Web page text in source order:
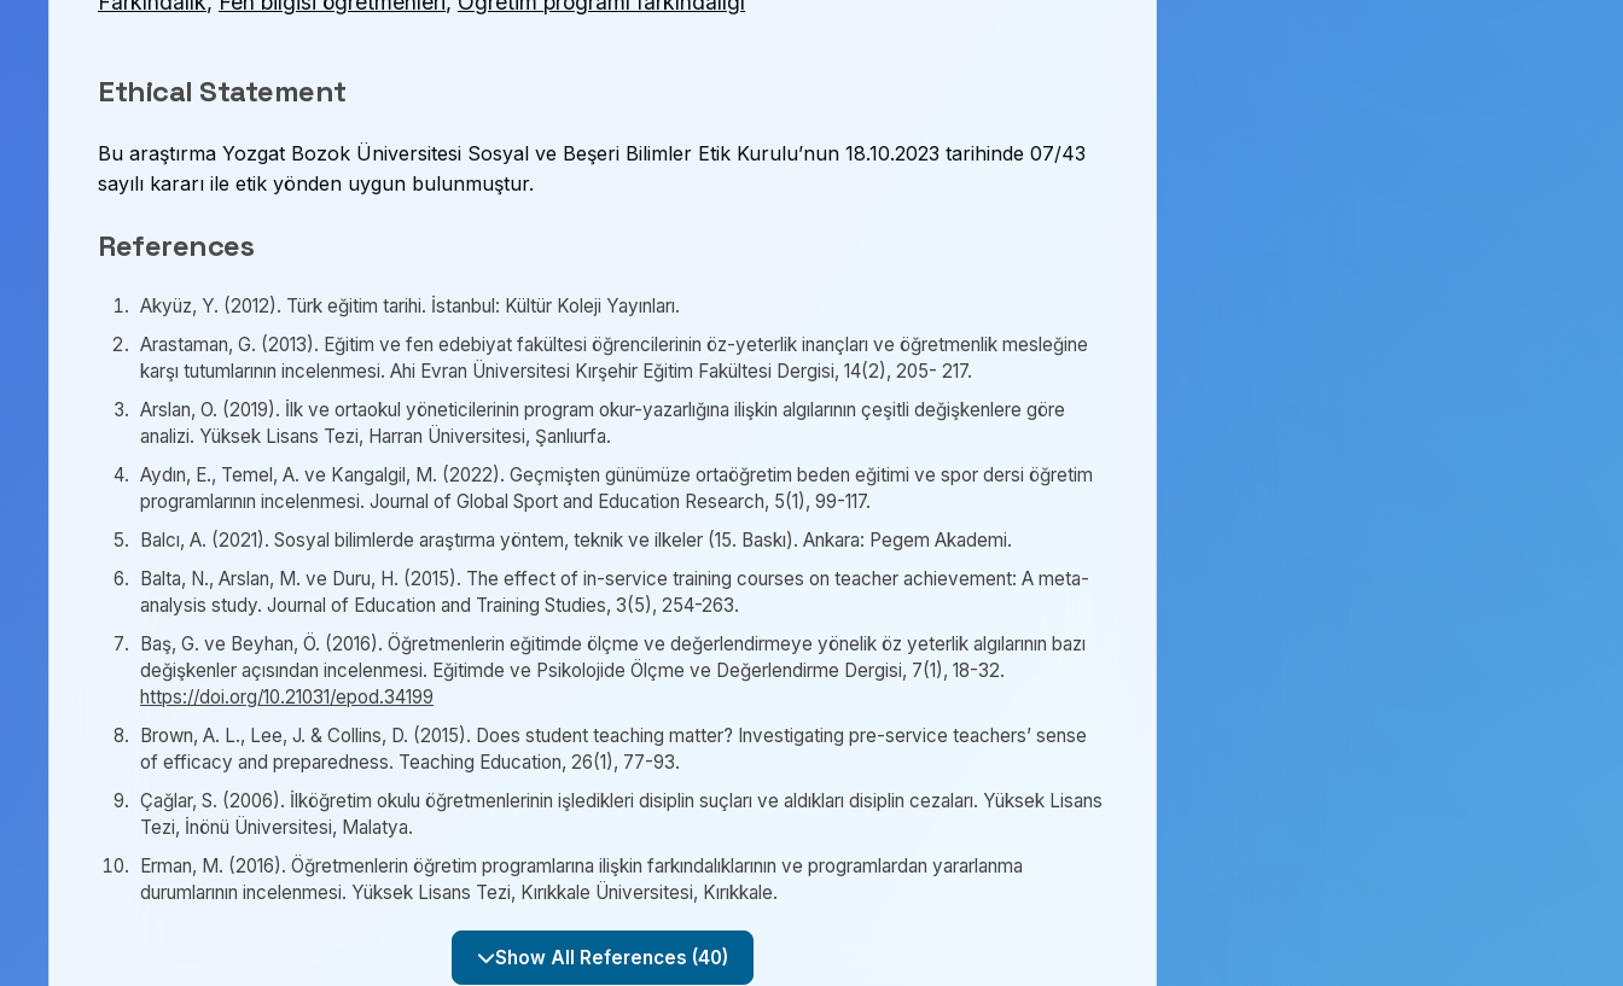
Ethical Statement
Bu araştırma Yozgat Bozok Üniversitesi Sosyal ve Beşeri Bilimler Etik Kurulu’nun 18.10.2023 tarihinde 07/43
sayılı kararı ile etik yönden uygun bulunmuştur.
References
Akyüz, Y. (2012). Türk eğitim tarihi. İstanbul: Kültür Koleji Yayınları.
Arastaman, G. (2013). Eğitim ve fen edebiyat fakültesi öğrencilerinin öz-yeterlik inançları ve öğretmenlik mesleğine
karşı tutumlarının incelenmesi. Ahi Evran Üniversitesi Kırşehir Eğitim Fakültesi Dergisi, 14(2), 205- 217.
Arslan, O. (2019). İlk ve ortaokul yöneticilerinin program okur-yazarlığına ilişkin algılarının çeşitli değişkenlere göre
analizi. Yüksek Lisans Tezi, Harran Üniversitesi, Şanlıurfa.
Aydın, E., Temel, A. ve Kangalgil, M. (2022). Geçmişten günümüze ortaöğretim beden eğitimi ve spor dersi öğretim
programlarının incelenmesi. Journal of Global Sport and Education Research, 5(1), 99-117.
Balcı, A. (2021). Sosyal bilimlerde araştırma yöntem, teknik ve ilkeler (15. Baskı). Ankara: Pegem Akademi.
Balta, N., Arslan, M. ve Duru, H. (2015). The effect of in-service training courses on teacher achievement: A meta-
analysis study. Journal of Education and Training Studies, 3(5), 254-263.
Baş, G. ve Beyhan, Ö. (2016). Öğretmenlerin eğitimde ölçme ve değerlendirmeye yönelik öz yeterlik algılarının bazı
değişkenler açısından incelenmesi. Eğitimde ve Psikolojide Ölçme ve Değerlendirme Dergisi, 7(1), 18-32.
https://doi.org/10.21031/epod.34199
Brown, A. L., Lee, J. & Collins, D. (2015). Does student teaching matter? Investigating pre-service teachers’ sense
of efficacy and preparedness. Teaching Education, 26(1), 77-93.
Çağlar, S. (2006). İlköğretim okulu öğretmenlerinin işledikleri disiplin suçları ve aldıkları disiplin cezaları. Yüksek Lisans
Tezi, İnönü Üniversitesi, Malatya.
Erman, M. (2016). Öğretmenlerin öğretim programlarına ilişkin farkındalıklarının ve programlardan yararlanma
durumlarının incelenmesi. Yüksek Lisans Tezi, Kırıkkale Üniversitesi, Kırıkkale.
Show All References (40)